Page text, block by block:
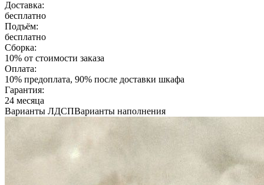
Доставка:
бесплатно
Подъём:
бесплатно
Сборка:
10% от стоимости заказа
Оплата:
10% предоплата, 90% после доставки шкафа
Гарантия:
24 месяца
Варианты ЛДСПВарианты наполнения